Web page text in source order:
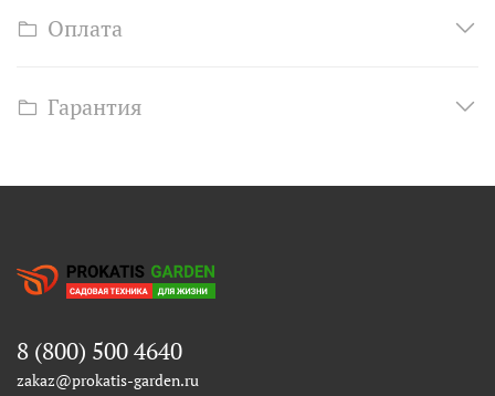
Оплата
Гарантия
8 (800) 500 4640
zakaz@prokatis-garden.ru